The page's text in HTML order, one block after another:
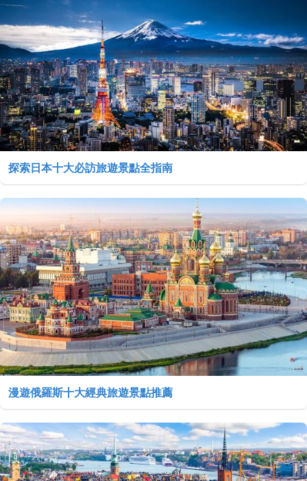
探索日本十大必訪旅遊景點全指南
漫遊俄羅斯十大經典旅遊景點推薦